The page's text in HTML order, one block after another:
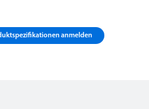
anmelden